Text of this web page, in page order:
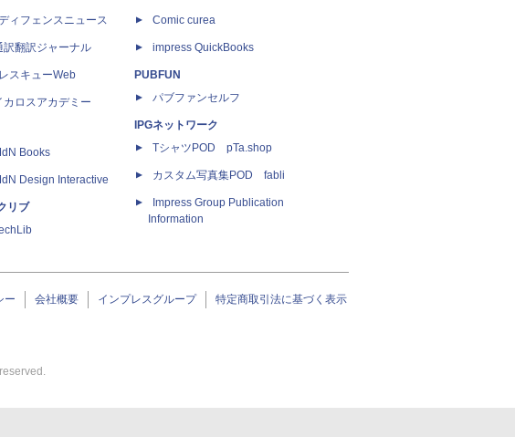
ィフェンスニュース
訳翻訳ジャーナル
スキューWeb
カロスアカデミー
Books
Design Interactive
リブ
Comic curea
impress QuickBooks
PUBFUN
パブファンセルフ
IPGネットワーク
TシャツPOD pTa.shop
カスタム写真集POD fabli
Impress Group Publication
Information
ー 会社概要 インプレスグループ 特定商取引法に基づく表示